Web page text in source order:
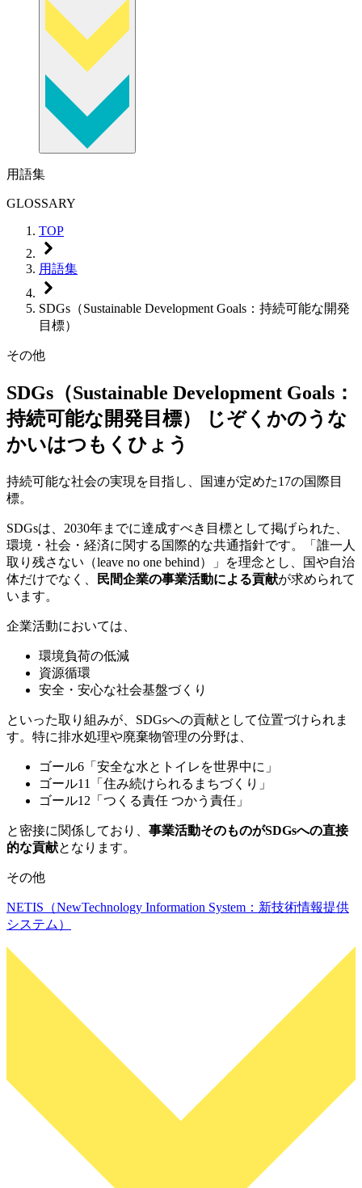
用語集
GLOSSARY
TOP
用語集
SDGs（Sustainable Development Goals：持続可能な開発
目標）
その他
SDGs（Sustainable Development Goals：
持続可能な開発目標）
じぞくかのうな
かいはつもくひょう
持続可能な社会の実現を目指し、国連が定めた17の国際目
標。
SDGsは、2030年までに達成すべき目標として掲げられた、
環境・社会・経済に関する国際的な共通指針です。「誰一人
取り残さない（leave no one behind）」を理念とし、国や自治
体だけでなく、
民間企業の事業活動による貢献が求められて
います。
企業活動においては、
環境負荷の低減
資源循環
安全・安心な社会基盤づくり
といった取り組みが、SDGsへの貢献として位置づけられま
す。特に排水処理や廃棄物管理の分野は、
ゴール6「安全な水とトイレを世界中に」
ゴール11「住み続けられるまちづくり」
ゴール12「つくる責任 つかう責任」
と密接に関係しており、 事業活動そのものがSDGsへの直接
的な貢献となります。
その他
NETIS（NewTechnology Information System：新技術情報提供
システム）